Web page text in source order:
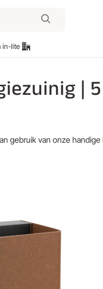
in-lite
|
gebruik van onze